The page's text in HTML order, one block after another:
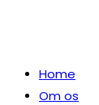
Home
Om os